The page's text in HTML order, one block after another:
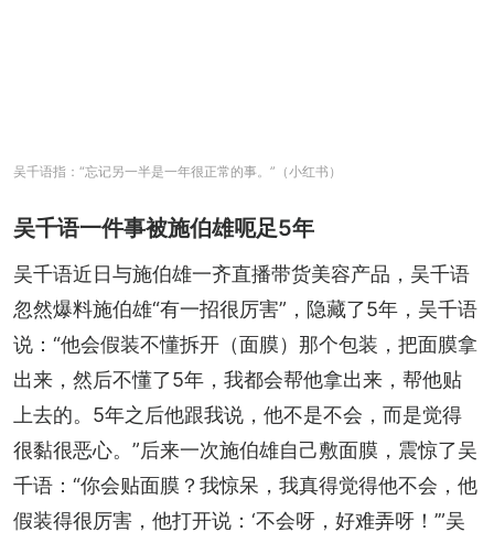
吴千语指：“忘记另一半是一年很正常的事。”（小红书）
吴千语一件事被施伯雄呃足5年
吴千语近日与施伯雄一齐直播带货美容产品，吴千语
忽然爆料施伯雄“有一招很厉害”，隐藏了5年，吴千语
说：“他会假装不懂拆开（面膜）那个包装，把面膜拿
出来，然后不懂了5年，我都会帮他拿出来，帮他贴
上去的。5年之后他跟我说，他不是不会，而是觉得
很黏很恶心。”后来一次施伯雄自己敷面膜，震惊了吴
千语：“你会贴面膜？我惊呆，我真得觉得他不会，他
假装得很厉害，他打开说：‘不会呀，好难弄呀！’”吴